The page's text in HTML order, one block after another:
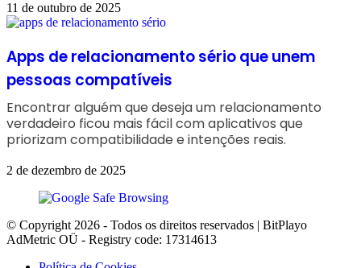
11 de outubro de 2025
Apps de relacionamento sério que unem
pessoas compatíveis
Encontrar alguém que deseja um relacionamento
verdadeiro ficou mais fácil com aplicativos que
priorizam compatibilidade e intenções reais.
2 de dezembro de 2025
© Copyright 2026 - Todos os direitos reservados | BitPlayo
AdMetric OÜ - Registry code: 17314613